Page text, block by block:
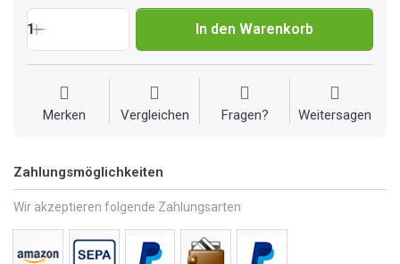
1 In den Warenkorb
Merken Vergleichen Fragen? Weitersagen
Zahlungsmöglichkeiten
Wir akzeptieren folgende Zahlungsarten